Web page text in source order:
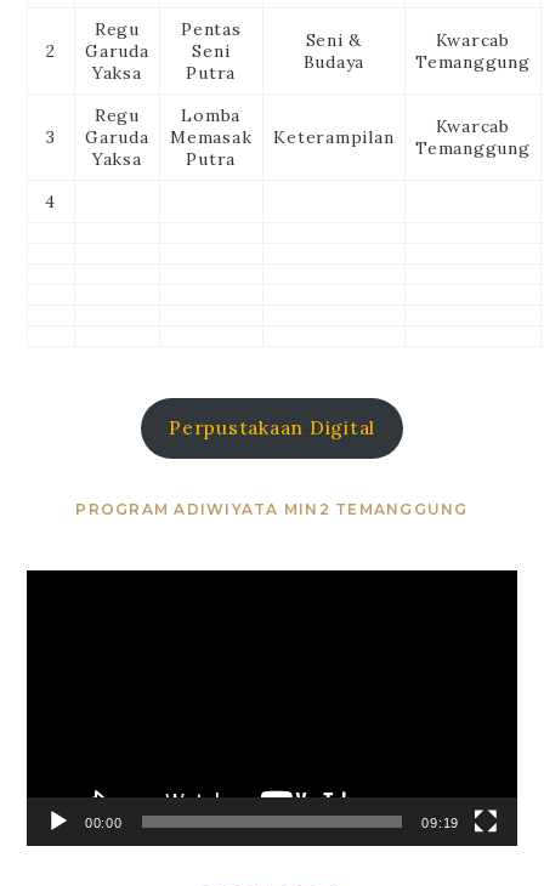
2
Regu
Garuda
Yaksa
Pentas
Seni
Putra
Seni &
Budaya
Kwarcab
Temanggung
3
Regu
Garuda
Yaksa
Lomba
Memasak
Putra
Keterampilan
Kwarcab
Temanggung
4
Perpustakaan Digital
PROGRAM ADIWIYATA MIN2 TEMANGGUNG
00:00 09:19